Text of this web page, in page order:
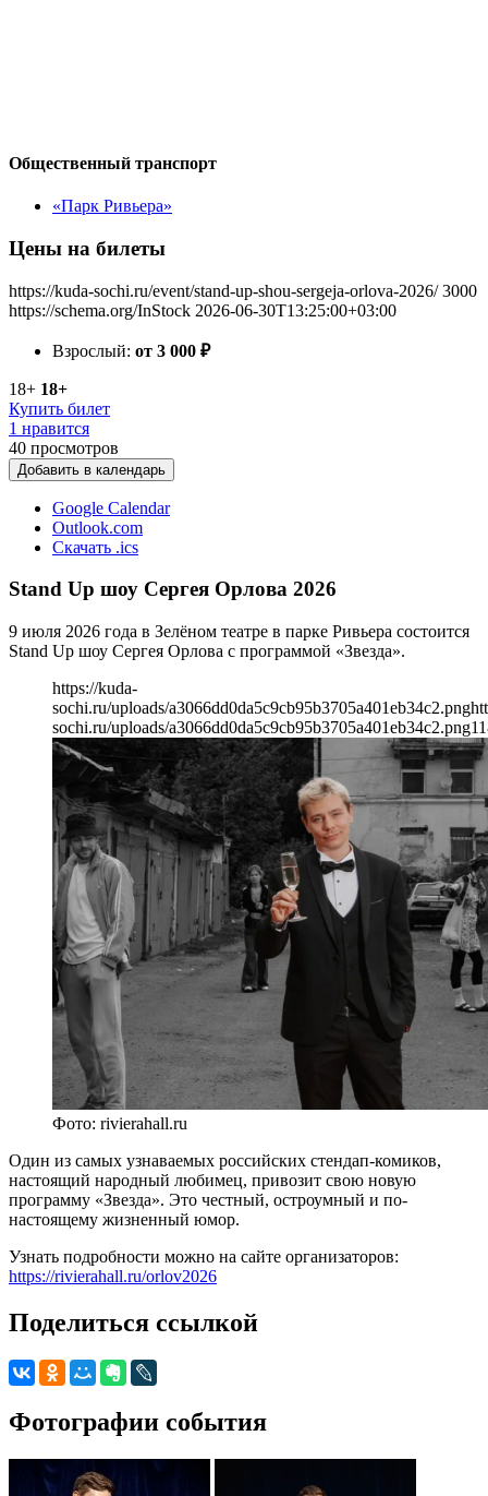
Общественный транспорт
«Парк Ривьера»
Цены на билеты
https://kuda-sochi.ru/event/stand-up-shou-sergeja-orlova-2026/ 3000
https://schema.org/InStock 2026-06-30T13:25:00+03:00
Взрослый: от 3 000 ₽
18+ 18+
Купить билет
1 нравится
40 просмотров
Добавить в календарь
Google Calendar
Outlook.com
Скачать .ics
Stand Up шоу Сергея Орлова 2026
9 июля 2026 года в Зелёном театре в парке Ривьера состоится
Stand Up шоу Сергея Орлова с программой «Звезда».
https://kuda-
sochi.ru/uploads/a3066dd0da5c9cb95b3705a401eb34c2.png
sochi.ru/uploads/a3066dd0da5c9cb95b3705a401eb34c2.png
Фото: rivierahall.ru
Один из самых узнаваемых российских стендап-комиков,
настоящий народный любимец, привозит свою новую
программу «Звезда». Это честный, остроумный и по-
настоящему жизненный юмор.
Узнать подробности можно на сайте организаторов:
https://rivierahall.ru/orlov2026
Поделиться ссылкой
Фотографии события